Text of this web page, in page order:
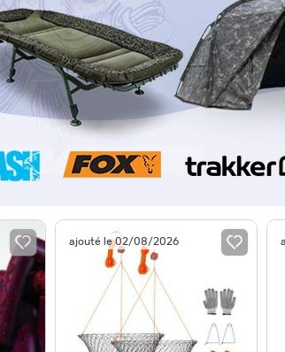
ajouté le 02/08/2026